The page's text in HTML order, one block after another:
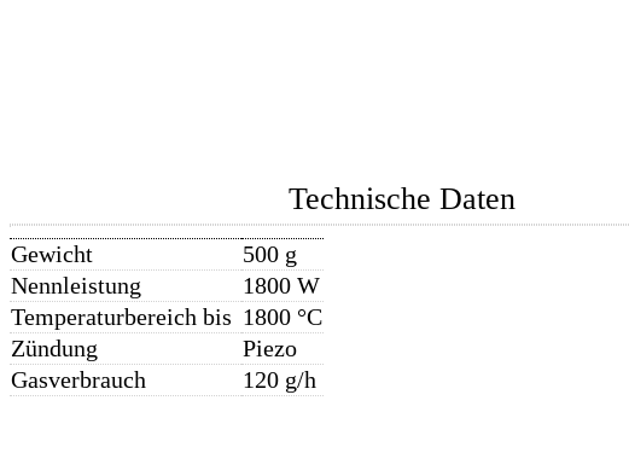
Technische Daten
Gewicht
500 g
Nennleistung
1800 W
Temperaturbereich bis 1800 °C
Zündung
Piezo
Gasverbrauch
120 g/h